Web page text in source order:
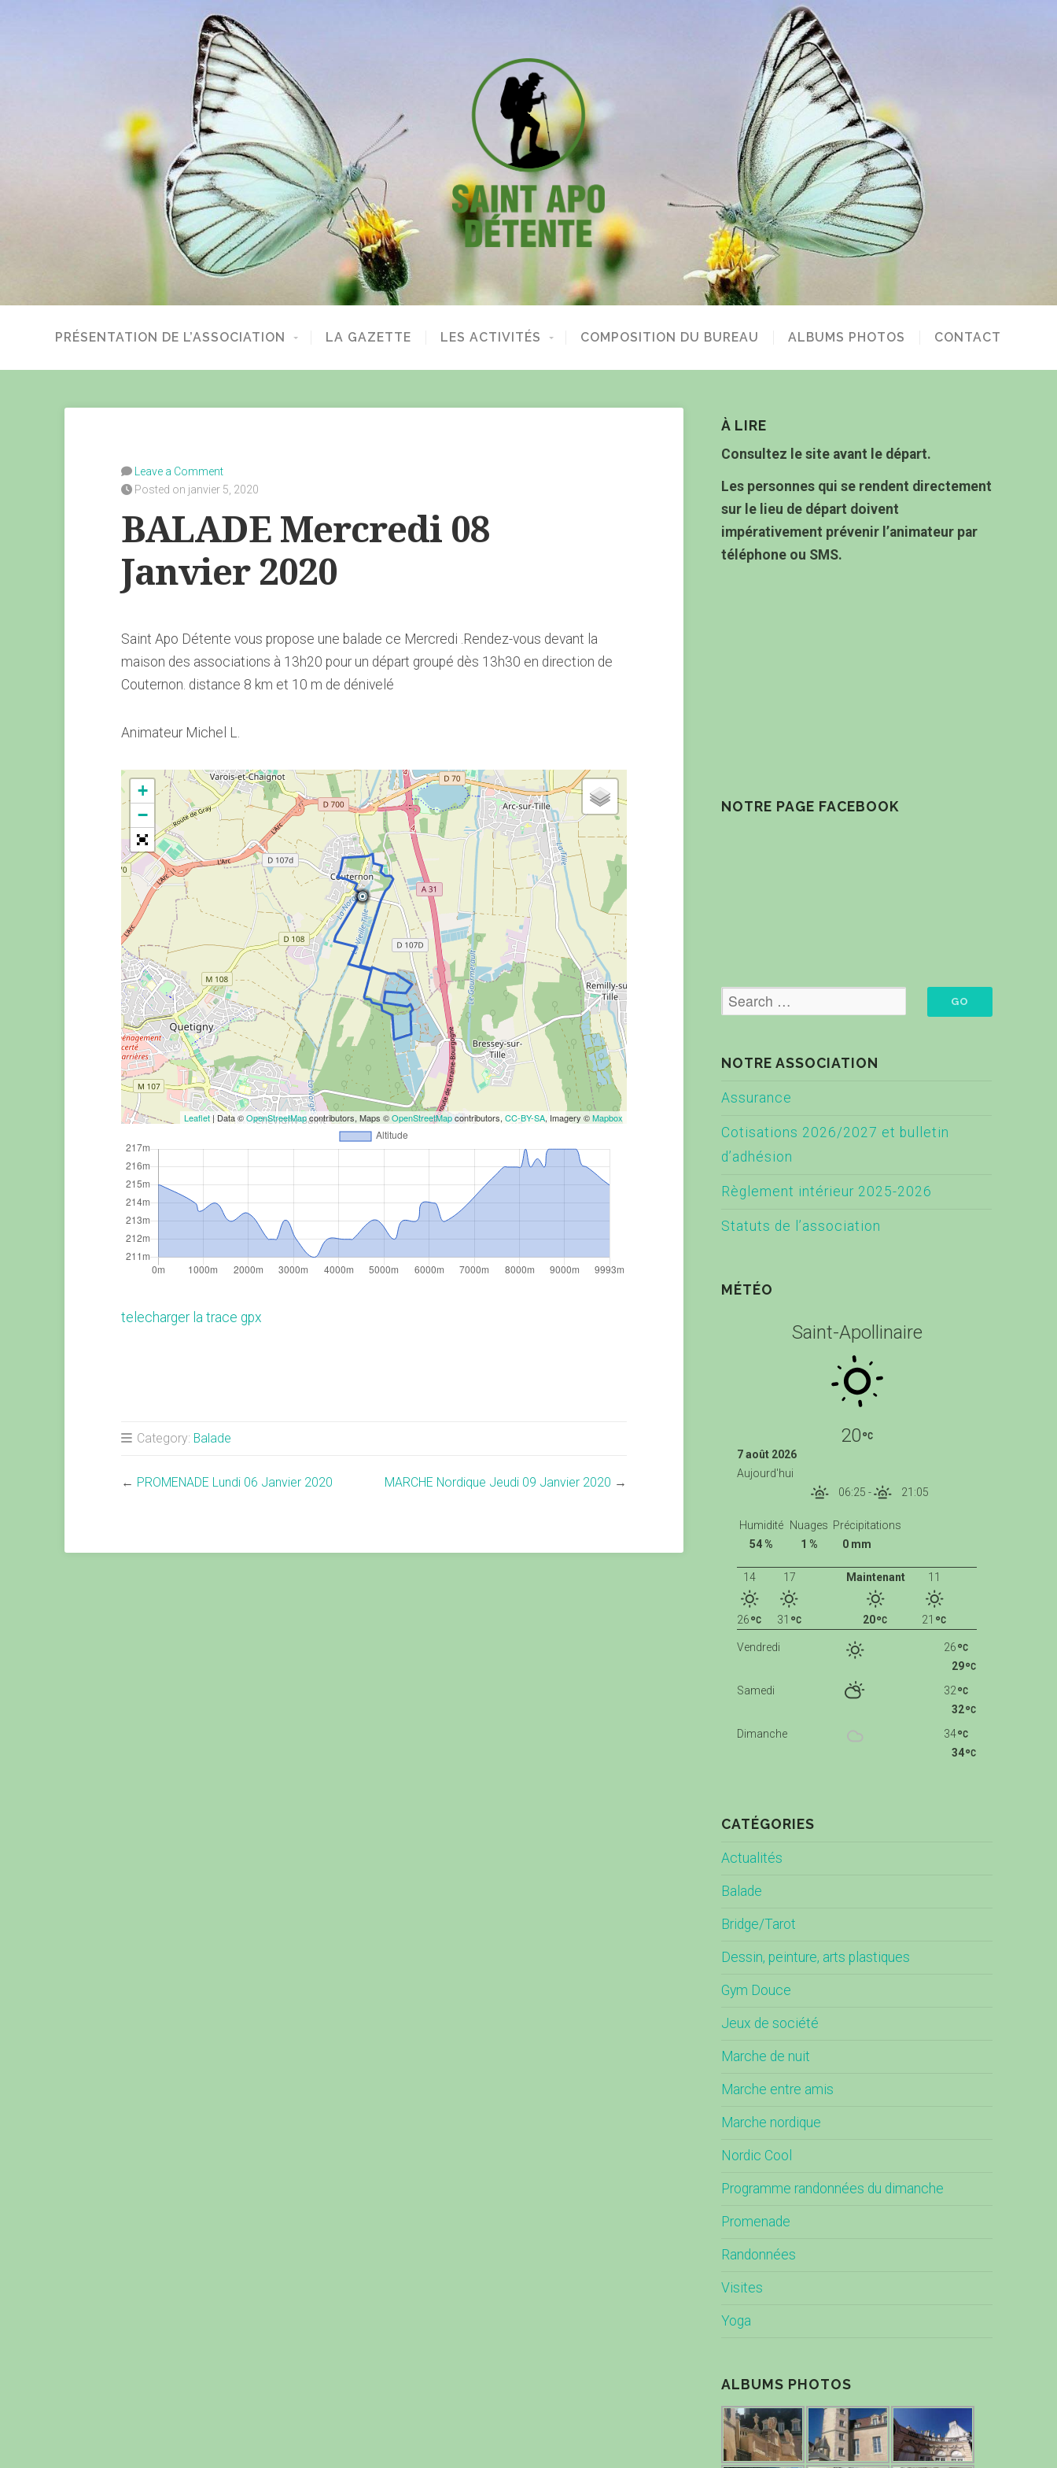
PRÉSENTATION DE L’ASSOCIATION LA GAZETTE LES ACTIVITÉS COMPOSITION DU BUREAU ALBUMS PHOTOS CONTACT
Leave a Comment
Posted on janvier 5, 2020
BALADE Mercredi 08
Janvier 2020
Saint Apo Détente vous propose une balade ce Mercredi .Rendez-vous devant la
maison des associations à 13h20 pour un départ groupé dès 13h30 en direction de
Couternon. distance 8 km et 10 m de dénivelé
Animateur Michel L.
+
−
Leaflet | Data ©OpenStreetMapcontributors, Maps ©OpenStreetMapcontributors,CC-BY-SA, Imagery ©Mapbox
telecharger la trace gpx
Category: Balade
← PROMENADE Lundi 06 Janvier 2020 MARCHE Nordique Jeudi 09 Janvier 2020 →
À LIRE
Consultez le site avant le départ.
Les personnes qui se rendent directement
sur le lieu de départ doivent
impérativement prévenir l’animateur par
téléphone ou SMS.
NOTRE PAGE FACEBOOK
NOTRE ASSOCIATION
Assurance
Cotisations 2026/2027 et bulletin
d’adhésion
Règlement intérieur 2025-2026
Statuts de l’association
MÉTÉO
Saint-Apollinaire
20
7 août 2026
Aujourd'hui
06:25 - 21:05
Humidité
54 %
Nuages
1 %
Précipitations
0 mm
Maintenant
20
11
21
14
26
17
31
Vendredi
26
29
Samedi
32
32
Dimanche
34
34
CATÉGORIES
Actualités
Balade
Bridge/Tarot
Dessin, peinture, arts plastiques
Gym Douce
Jeux de société
Marche de nuit
Marche entre amis
Marche nordique
Nordic Cool
Programme randonnées du dimanche
Promenade
Randonnées
Visites
Yoga
ALBUMS PHOTOS